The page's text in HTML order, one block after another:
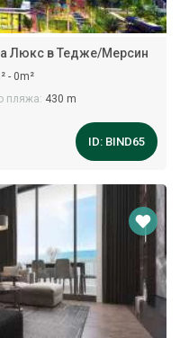
Люкс в Тедже/Мерсин
- 0m²
пляжа: 430 m
ID: BIND65